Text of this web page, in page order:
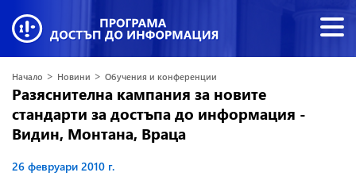
Начало > Новини > Обучения и конференции
Разяснителна кампания за новите
стандарти за достъпа до информация -
Видин, Монтана, Враца
26 февруари 2010 г.